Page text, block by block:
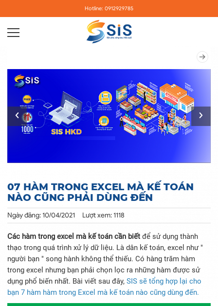
Hotline: 0912929785
07 HÀM TRONG EXCEL MÀ KẾ TOÁN
NÀO CŨNG PHẢI DÙNG ĐẾN
Ngày đăng: 10/04/2021 Lượt xem: 1118
Các hàm trong excel mà kế toán cần biết để sử dụng thành
thạo trong quá trình xử lý dữ liệu. Là dân kế toán, excel như "
người bạn " song hành không thể thiếu. Có hàng trăm hàm
trong excel nhưng bạn phải chọn lọc ra những hàm được sử
dụng phổ biến nhất. Bài viết sau đây, SIS sẽ tổng hợp lại cho
bạn 7 hàm hàm trong Excel mà kế toán nào cũng dùng đến.